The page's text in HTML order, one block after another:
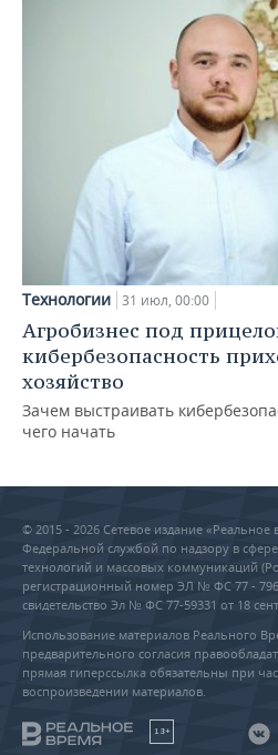
Технологии 31 июл, 00:00
Агробизнес под
кибербезопасность
хозяйство
Зачем выстраивать
чего начать
© 2015 - 2026 Сетевое издание «Реальное
Федеральной службой по надзору в
технологий и массовых коммуникаций
регистрационный номер ЭЛ № ФС 77 -
свидетельство Эл № ФС 77-59331 от 18
Использование материалов Реального
предварительного согласия
прямая гиперссылка обязательны при
воспроизведении материалов.
18+